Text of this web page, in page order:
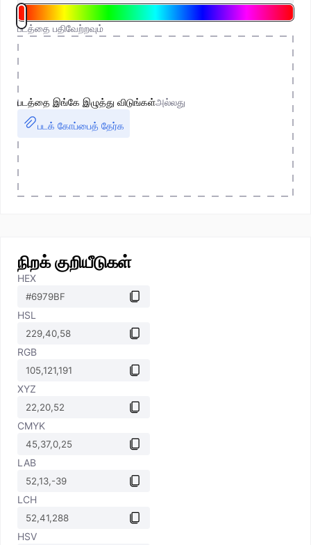
படத்தை பதிவேற்றவும்
படத்தை இங்கே இழுத்து விடுங்கள்அல்லது
படக் கோப்பைத் தேர்க
நிறக் குறியீடுகள்
HEX
HSL
RGB
XYZ
CMYK
LAB
LCH
HSV